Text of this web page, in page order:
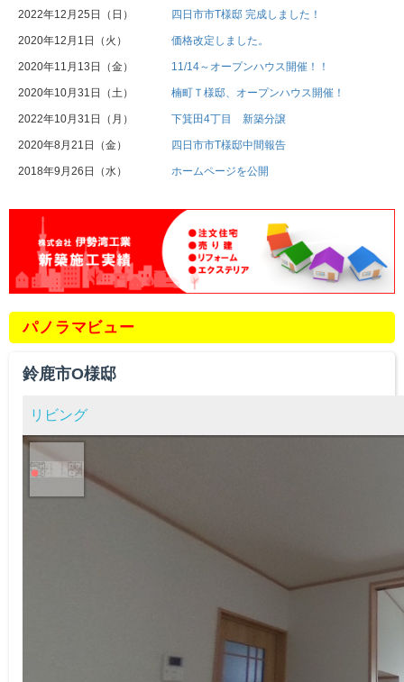
2022年12月25日（日） 四日市市T様邸 完成しました！
2020年12月1日（火） 価格改定しました。
2020年11月13日（金） 11/14～オープンハウス開催！！
2020年10月31日（土） 楠町Ｔ様邸、オープンハウス開催！
2022年10月31日（月） 下箕田4丁目 新築分譲
2020年8月21日（金） 四日市市T様邸中間報告
2018年9月26日（水） ホームページを公開
パノラマビュー
鈴鹿市O様邸